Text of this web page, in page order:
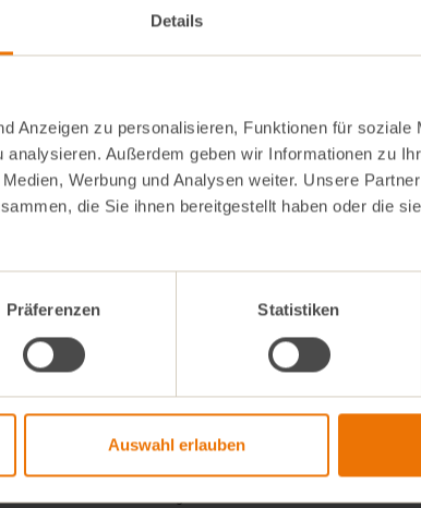
Details
Anzeigen zu personalisieren, Funktionen für soziale
Außerdem geben wir Informationen zu
Werbung und Analysen weiter. Unsere
die Sie ihnen bereitgestellt haben oder die
Präferenzen Statistiken
Auswahl erlauben
Gib deine E-Mail ein
die Datenschutzerklärung.